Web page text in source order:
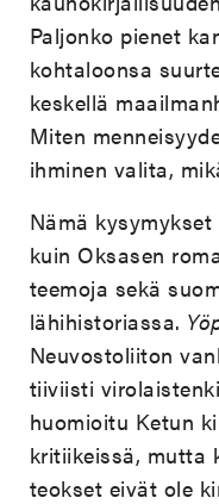
Paljonko pienet
kohtaloonsa
keskellä
Miten
ihminen valita,
Nämä
kuin Oksasen
teemoja sekä
lähihistoriassa.
Neuvostoliiton
tiiviisti
huomioitu Ketun
kritiikeissä, mutta
teokset eivät ole